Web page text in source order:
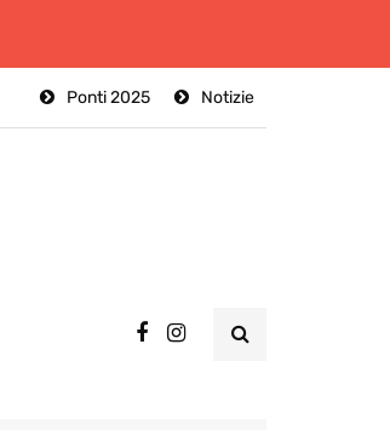
Notizie
Ponti 2025